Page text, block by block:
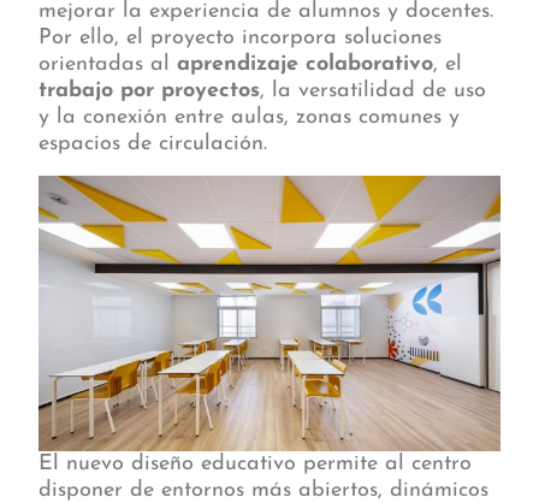
mejorar la experiencia de alumnos y docentes.
Por ello, el proyecto incorpora soluciones
orientadas alaprendizaje colaborativo, el
trabajo por proyectos, la versatilidad de uso
y la conexión entre aulas, zonas comunes y
espacios de circulación.
El nuevo diseño educativo permite al centro
disponer de entornos más abiertos, dinámicos